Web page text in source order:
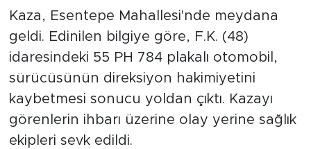
Kaza, Esentepe Mahallesi'nde meydana
geldi. Edinilen bilgiye göre, F.K. (48)
idaresindeki 55 PH 784 plakalı otomobil,
sürücüsünün direksiyon hakimiyetini
kaybetmesi sonucu yoldan çıktı. Kazayı
görenlerin ihbarı üzerine olay yerine sağlık
ekipleri sevk edildi.